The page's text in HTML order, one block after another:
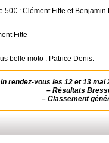
50€ : Clément Fitte et Benjamin
Fitte
belle moto : Patrice Denis.
rendez-vous les 12 et 13 mai
– Résultats
– Classement